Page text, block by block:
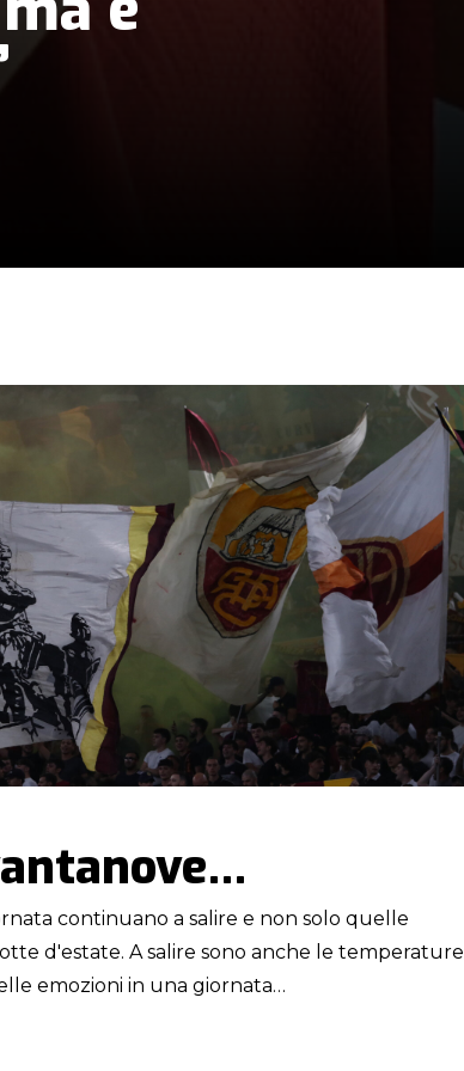
continuano a salire e non solo quelle
d'estate. A salire sono anche le temperature
emozioni in una giornata…